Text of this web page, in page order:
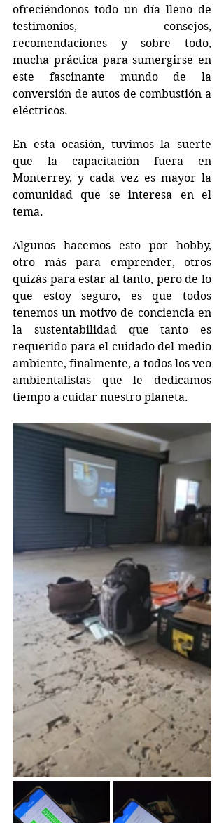
ofreciéndonos todo un día lleno de
testimonios, consejos,
recomendaciones y sobre todo,
mucha práctica para sumergirse en
este fascinante mundo de la
conversión de autos de combustión a
eléctricos.
En esta ocasión, tuvimos la suerte
que la capacitación fuera en
Monterrey, y cada vez es mayor la
comunidad que se interesa en el
tema.
Algunos hacemos esto por hobby,
otro más para emprender, otros
quizás para estar al tanto, pero de lo
que estoy seguro, es que todos
tenemos un motivo de conciencia en
la sustentabilidad que tanto es
requerido para el cuidado del medio
ambiente, finalmente, a todos los veo
ambientalistas que le dedicamos
tiempo a cuidar nuestro planeta.